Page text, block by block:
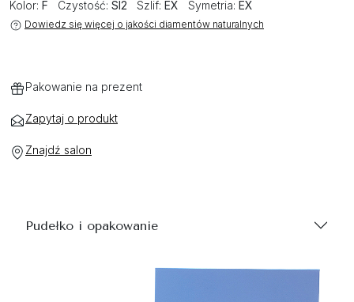
Kolor: F Czystość: SI2 Szlif: EX Symetria: EX
Dowiedz się więcej o jakości diamentów naturalnych
Pakowanie na prezent
Zapytaj o produkt
Znajdź salon
Pudełko i opakowanie